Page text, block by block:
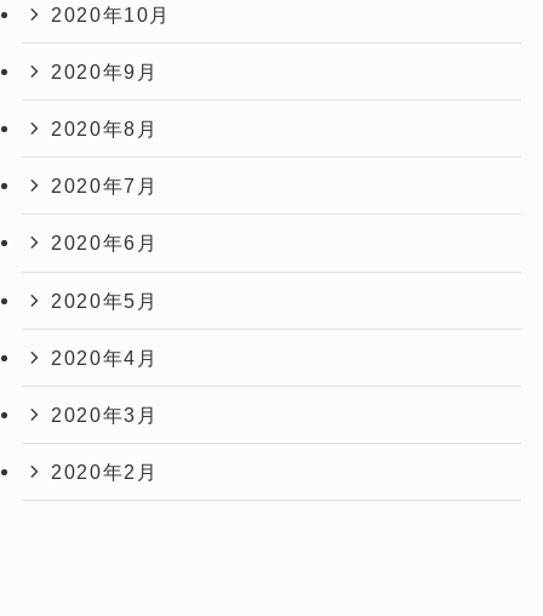
2020年10月
2020年9月
2020年8月
2020年7月
2020年6月
2020年5月
2020年4月
2020年3月
2020年2月